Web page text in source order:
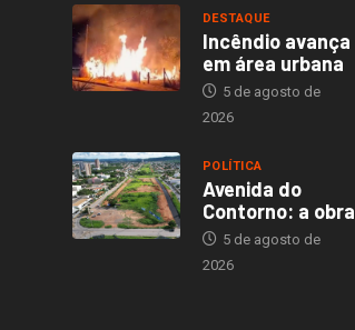
DESTAQUE
Incêndio avança
em área urbana
5 de agosto de
2026
POLÍTICA
Avenida do
Contorno: a obra
5 de agosto de
2026